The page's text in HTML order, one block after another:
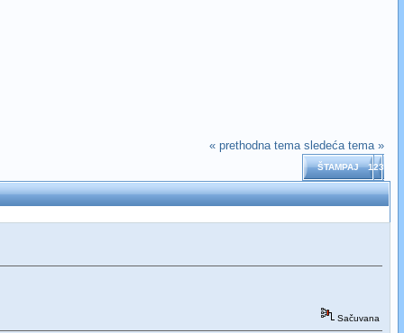
« prethodna tema sledeća tema »
ŠTAMPAJ 123
Sačuvana